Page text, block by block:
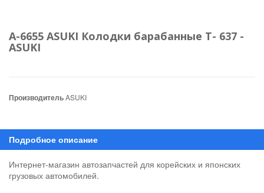
A-6655 ASUKI Колодки барабанные Т- 637 -
ASUKI
ПроизводительASUKI
Интернет-магазин автозапчастей для корейских и японских
грузовых автомобилей.